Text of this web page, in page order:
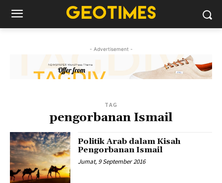
- Advertisement -
TAG
pengorbanan Ismail
Politik Arab dalam Kisah
Pengorbanan Ismail
Jumat, 9 September 2016